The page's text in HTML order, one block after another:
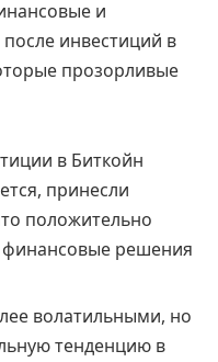
и
инвестиций в
прозорливые
в Биткойн
принесли
положительно
финансовые решения
волатильными, но
тенденцию в